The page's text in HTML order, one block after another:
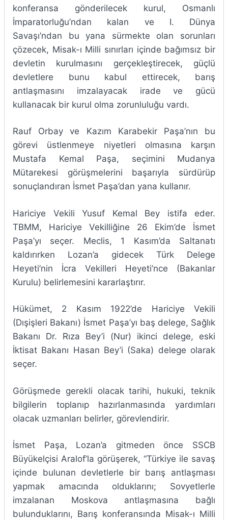
konferansa gönderilecek kurul, Osmanlı
İmparatorluğu’ndan kalan ve I. Dünya
Savaşı’ndan bu yana sürmekte olan sorunları
çözecek, Misak-ı Milli sınırları içinde bağımsız bir
devletin kurulmasını gerçekleştirecek, güçlü
devletlere bunu kabul ettirecek, barış
antlaşmasını imzalayacak irade ve gücü
kullanacak bir kurul olma zorunluluğu vardı.
Rauf Orbay ve Kazım Karabekir Paşa’nın bu
görevi üstlenmeye niyetleri olmasına karşın
Mustafa Kemal Paşa, seçimini Mudanya
Mütarekesi görüşmelerini başarıyla sürdürüp
sonuçlandıran İsmet Paşa’dan yana kullanır.
Hariciye Vekili Yusuf Kemal Bey istifa eder.
TBMM, Hariciye Vekilliğine 26 Ekim’de İsmet
Paşa’yı seçer. Meclis, 1 Kasım’da Saltanatı
kaldırırken Lozan’a gidecek Türk Delege
Heyeti’nin İcra Vekilleri Heyeti’nce (Bakanlar
Kurulu) belirlemesini kararlaştırır.
Hükümet, 2 Kasım 1922’de Hariciye Vekili
(Dışişleri Bakanı) İsmet Paşa’yı baş delege, Sağlık
Bakanı Dr. Rıza Bey’i (Nur) ikinci delege, eski
İktisat Bakanı Hasan Bey’i (Saka) delege olarak
seçer.
Görüşmede gerekli olacak tarihi, hukuki, teknik
bilgilerin toplanıp hazırlanmasında yardımları
olacak uzmanları belirler, görevlendirir.
İsmet Paşa, Lozan’a gitmeden önce SSCB
Büyükelçisi Aralof’la görüşerek, “Türkiye ile savaş
içinde bulunan devletlerle bir barış antlaşması
yapmak amacında olduklarını; Sovyetlerle
imzalanan Moskova antlaşmasına bağlı
bulunduklarını, Barış konferansında Misak-ı Milli